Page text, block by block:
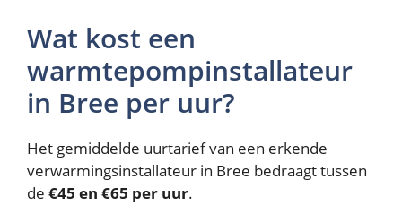
Wat kost een
warmtepompinstallateur
in Bree per uur?
Het gemiddelde uurtarief van een erkende
verwarmingsinstallateur in Bree bedraagt tussen
de €45 en €65 per uur.